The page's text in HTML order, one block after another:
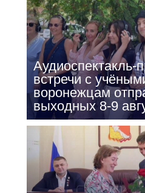
Аудиоспектакль-
встречи с
воронежцам
выходных 8-9